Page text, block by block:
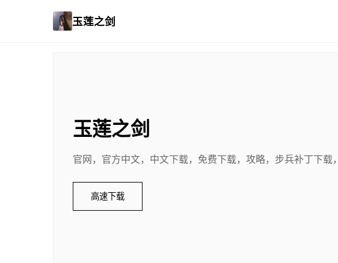
玉莲之剑
玉莲之剑
官网，官方中文，中文下载，免费下载，攻略，步兵补丁下载
高速下载